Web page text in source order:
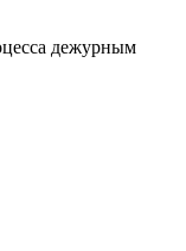
дежурным